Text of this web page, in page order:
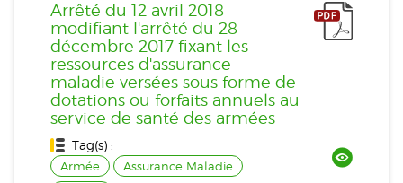
Arrêté du 12 avril 2018
modifiant l'arrêté du 28
décembre 2017 fixant les
ressources d'assurance
maladie versées sous forme de
dotations ou forfaits annuels au
service de santé des armées
Tag(s) :
Armée
Assurance Maladie